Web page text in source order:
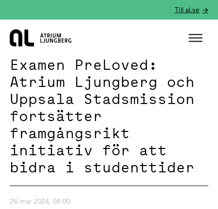
Till al.se
Hem
Examen PreLoved:
Atrium Ljungberg och
Uppsala Stadsmission
fortsätter
framgångsrikt
initiativ för att
bidra i studenttider
26 mar 2024, 08:00